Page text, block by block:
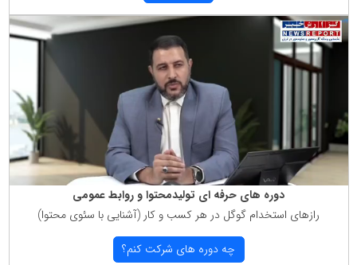
دوره های حرفه ای تولیدمحتوا و روابط عمومی
رازهای استخدام گوگل در هر كسب و كار (آشنایی با سئوی محتوا)
چه دوره های شركت كنم؟